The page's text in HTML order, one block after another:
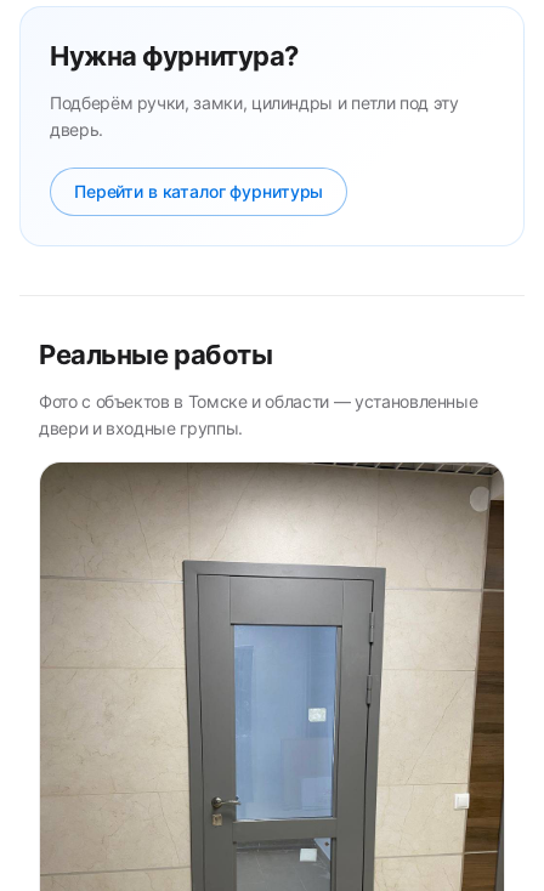
Нужна фурнитура?
Подберём ручки, замки, цилиндры и петли под эту
дверь.
Перейти в каталог фурнитуры
Реальные работы
Фото с объектов в Томске и области — установленные
двери и входные группы.